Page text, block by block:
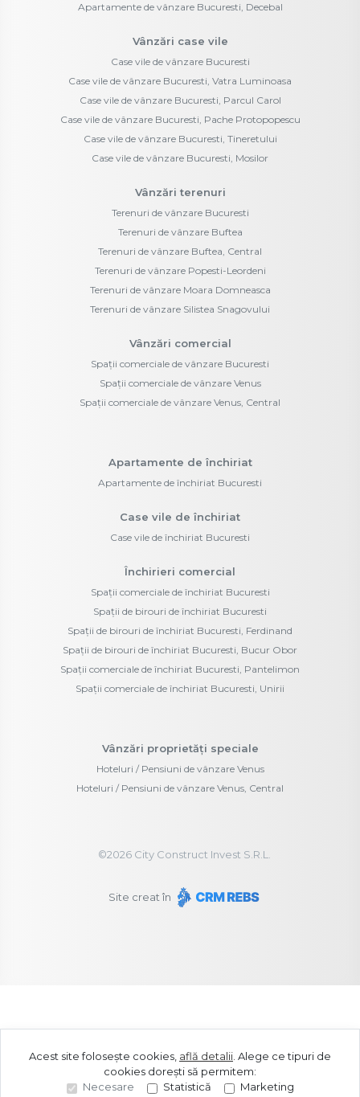
Apartamente de vânzare Bucuresti, Decebal
Vânzări case vile
Case vile de vânzare Bucuresti
Case vile de vânzare Bucuresti, Vatra Luminoasa
Case vile de vânzare Bucuresti, Parcul Carol
Case vile de vânzare Bucuresti, Pache Protopopescu
Case vile de vânzare Bucuresti, Tineretului
Case vile de vânzare Bucuresti, Mosilor
Vânzări terenuri
Terenuri de vânzare Bucuresti
Terenuri de vânzare Buftea
Terenuri de vânzare Buftea, Central
Terenuri de vânzare Popesti-Leordeni
Terenuri de vânzare Moara Domneasca
Terenuri de vânzare Silistea Snagovului
Vânzări comercial
Spații comerciale de vânzare Bucuresti
Spații comerciale de vânzare Venus
Spații comerciale de vânzare Venus, Central
Apartamente de închiriat
Apartamente de închiriat Bucuresti
Case vile de închiriat
Case vile de închiriat Bucuresti
Închirieri comercial
Spații comerciale de închiriat Bucuresti
Spații de birouri de închiriat Bucuresti
Spații de birouri de închiriat Bucuresti, Ferdinand
Spații de birouri de închiriat Bucuresti, Bucur Obor
Spații comerciale de închiriat Bucuresti, Pantelimon
Spații comerciale de închiriat Bucuresti, Unirii
Vânzări proprietăți speciale
Hoteluri / Pensiuni de vânzare Venus
Hoteluri / Pensiuni de vânzare Venus, Central
©2026City Construct Invest S.R.L.
Site creat în
Acest site folosește cookies, află detalii Alege ce tipuri de
cookies dorești să permitem:
Necesare
Statistică Marketing